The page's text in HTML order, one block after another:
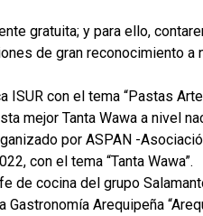
gratuita; y para ello,
de gran reconocimiento a
ISUR con el tema “Pastas
mejor Tanta Wawa a nivel
por ASPAN -
con el tema “Tanta Wawa”.
de cocina del grupo
Arequipeña